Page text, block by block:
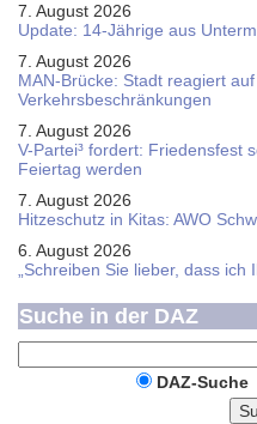
7. August 2026
Update: 14-Jährige aus
7. August 2026
MAN-Brücke: Stadt reagiert
Verkehrsbeschränkungen
7. August 2026
V-Partei­³ fordert: Friedens­fest
Feier­tag werden
7. August 2026
Hitzeschutz in Kitas: AWO
6. August 2026
„Schreiben Sie lieber, dass
Suche in der DAZ
DAZ-Suche